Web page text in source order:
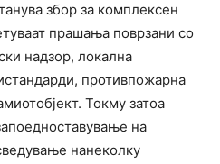
збор за комплексен
прашања поврзани со
надзор, локална
противпожарна
Токму затоа
на
нанеколку